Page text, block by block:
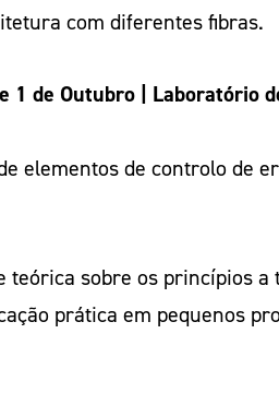
com diferentes fibras.
1 de Outubro | Laboratório
elementos de controlo de
teórica sobre os princípios a
prática em pequenos